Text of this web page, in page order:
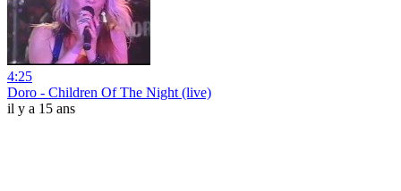
4:25
Doro - Children Of The Night (live)
il y a 15 ans